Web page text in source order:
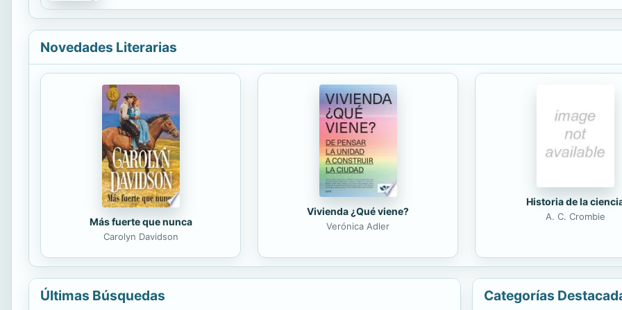
Novedades Literarias
Más fuerte que nunca
Carolyn Davidson
Vivienda ¿Qué viene?
Verónica Adler
Historia de la
A. C. Crombie
Últimas Búsquedas Categorías